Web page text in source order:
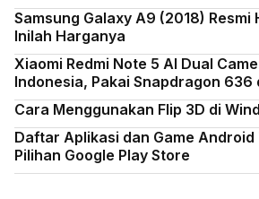
Samsung Galaxy A9 (2018) Resmi
Inilah Harganya
Xiaomi Redmi Note 5 AI Dual
Indonesia, Pakai Snapdragon 636
Cara Menggunakan Flip 3D di
Daftar Aplikasi dan Game Android
Pilihan Google Play Store